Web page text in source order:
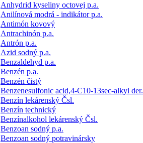
Anhydrid kyseliny octovej p.a.
Anilínová modrá - indikátor p.a.
Antimón kovový
Antrachinón p.a.
Antrón p.a.
Azid sodný p.a.
Benzaldehyd p.a.
Benzén p.a.
Benzén čistý
Benzenesulfonic acid,4-C10-13sec-alkyl der.
Benzín lekárenský Čsl.
Benzín technický
Benzínalkohol lekárenský Čsl.
Benzoan sodný p.a.
Benzoan sodný potravinársky